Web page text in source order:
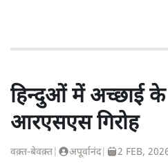
हिन्दुओं में अच्छाई
आरएसएस गिरोह
वक़्त-बेवक़्त अपूर्वानंद| 2 FEB,